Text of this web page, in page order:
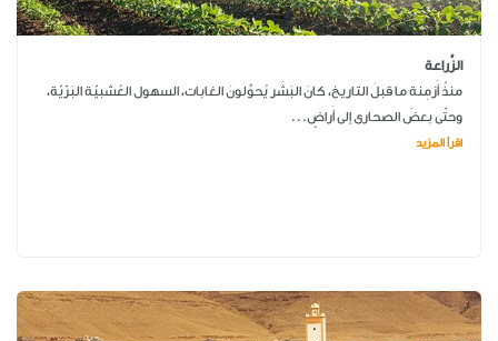
الزِّراعة
منذُ أَزمِنة ما قبلَ التاريخ، كانَ البَشَر يُحوِّلونَ الغابات، السهول العُشبيّة البَرّيّة،
وحتّى بعضَ الصحارى إلى أَراضٍ...
اقرأ المزيد